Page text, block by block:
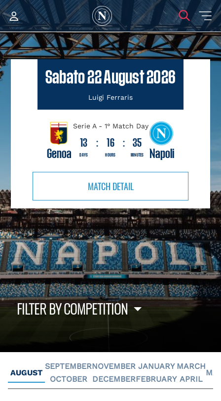
Sabato 22 August 2026
Luigi Ferraris
Genoa
Serie A - 1° Match Day
13
DAYS
: 16
HOURS
: 35
MINUTES Napoli
MATCH DETAIL
FILTER BY COMPETITION
AUGUST
SEPTEMBER
OCTOBER
NOVEMBER
DECEMBER
JANUARY
FEBRUARY
MARCH
APRIL